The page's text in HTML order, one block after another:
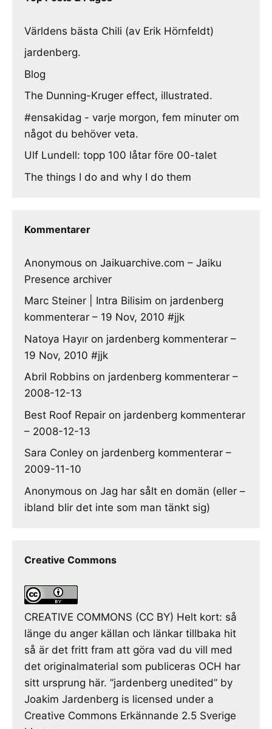
Världens bästa Chili (av Erik Hörnfeldt)
jardenberg.
Blog
The Dunning-Kruger effect, illustrated.
#ensakidag - varje morgon, fem minuter om
något du behöver veta.
Ulf Lundell: topp 100 låtar före 00-talet
The things I do and why I do them
Kommentarer
Anonymous on Jaikuarchive.com – Jaiku
Presence archiver
Marc Steiner | Intra Bilisim on jardenberg
kommenterar – 19 Nov, 2010 #jjk
Natoya Hayır on jardenberg kommenterar –
19 Nov, 2010 #jjk
Abril Robbins on jardenberg kommenterar –
2008-12-13
Best Roof Repair on jardenberg kommenterar
– 2008-12-13
Sara Conley on jardenberg kommenterar –
2009-11-10
Anonymous on Jag har sålt en domän (eller –
ibland blir det inte som man tänkt sig)
Creative Commons
CREATIVE COMMONS (CC BY) Helt kort: så
länge du anger källan och länkar tillbaka hit
så är det fritt fram att göra vad du vill med
det originalmaterial som publiceras OCH har
sitt ursprung här. ”jardenberg unedited” by
Joakim Jardenberg is licensed under a
Creative Commons Erkännande 2.5 Sverige